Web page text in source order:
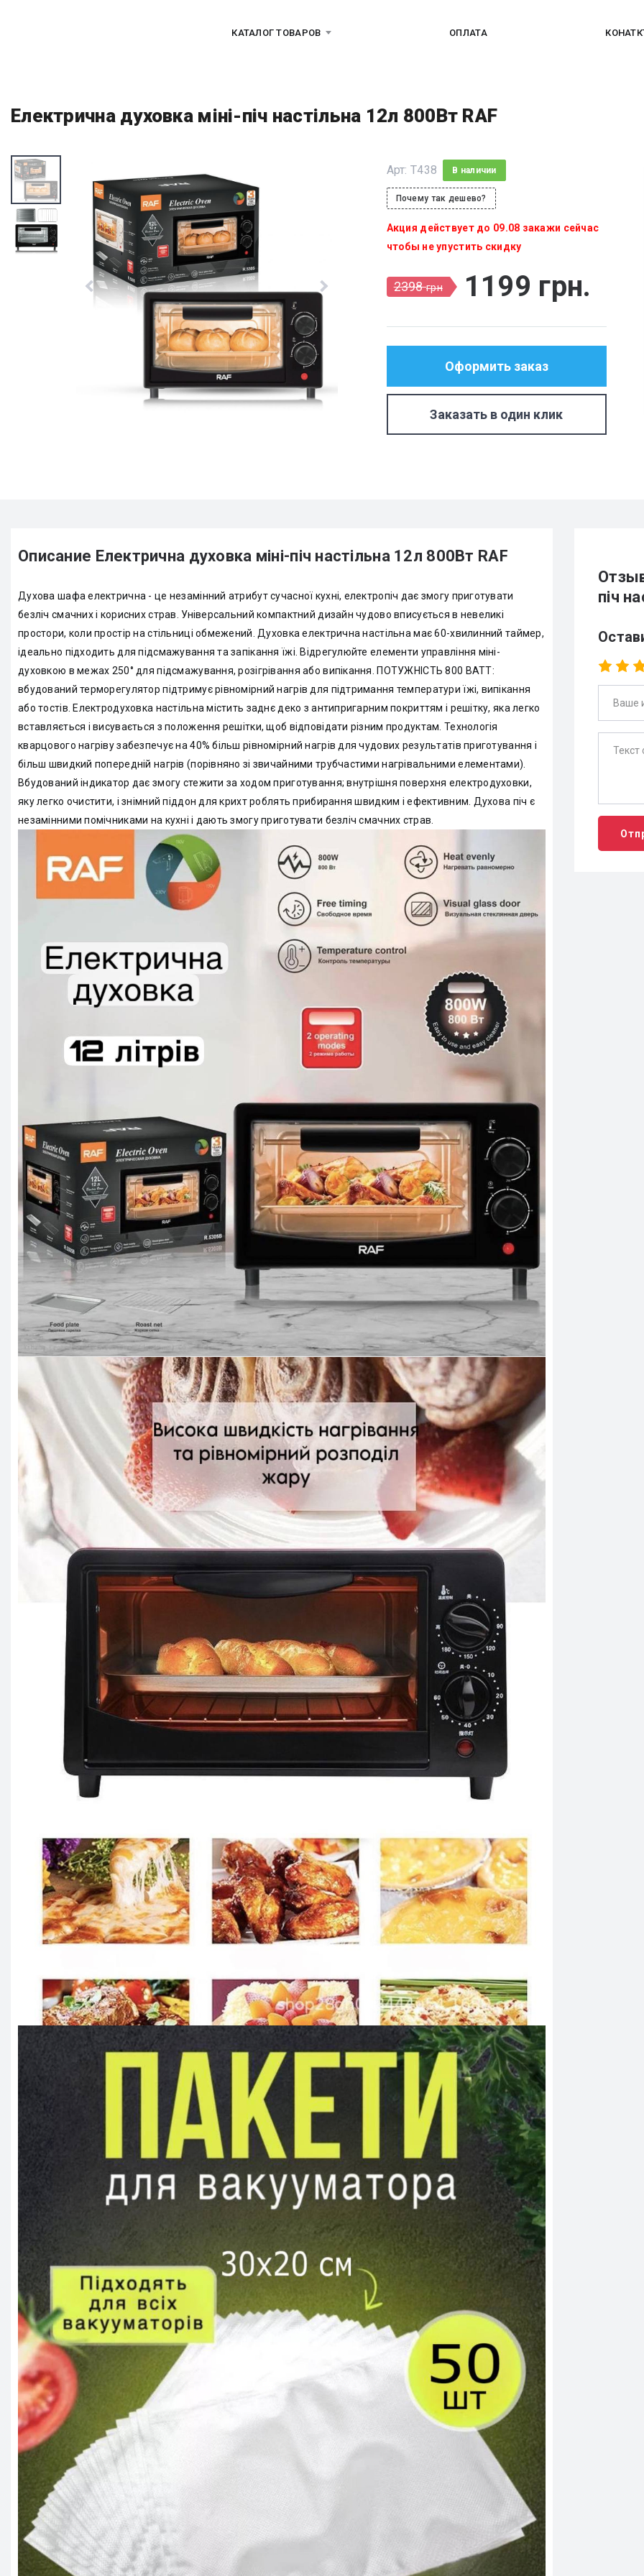
КАТАЛОГ ТОВАРОВ ОПЛАТА
Електрична духовка міні-піч настільна 12л 800Вт RAF
Арт:T438 В наличии
Почему так дешево?
Акция действует до 09.08 закажи сейчас
чтобы не упустить скидку
2398грн 1199 грн.
Оформить заказ
Заказать в один клик
Описание Електрична духовка міні-піч настільна 12л 800Вт RAF
Духова шафа електрична - це незамінний атрибут сучасної кухні, електропіч дає змогу приготувати
безліч смачних і корисних страв. Універсальний компактний дизайн чудово вписується в невеликі
простори, коли простір на стільниці обмежений. Духовка електрична настільна має 60-хвилинний таймер,
ідеально підходить для підсмажування та запікання їжі. Відрегулюйте елементи управління міні-
духовкою в межах 250° для підсмажування, розігрівання або випікання. ПОТУЖНІСТЬ 800 ВАТТ:
вбудований терморегулятор підтримує рівномірний нагрів для підтримання температури їжі, випікання
або тостів. Електродуховка настільна містить заднє деко з антипригарним покриттям і решітку, яка легко
вставляється і висувається з положення решітки, щоб відповідати різним продуктам. Технологія
кварцового нагріву забезпечує на 40% більш рівномірний нагрів для чудових результатів приготування і
більш швидкий попередній нагрів (порівняно зі звичайними трубчастими нагрівальними елементами).
Вбудований індикатор дає змогу стежити за ходом приготування; внутрішня поверхня електродуховки,
яку легко очистити, і знімний піддон для крихт роблять прибирання швидким і ефективним. Духова піч є
незамінними помічниками на кухні і дають змогу приготувати безліч смачних страв.
піч